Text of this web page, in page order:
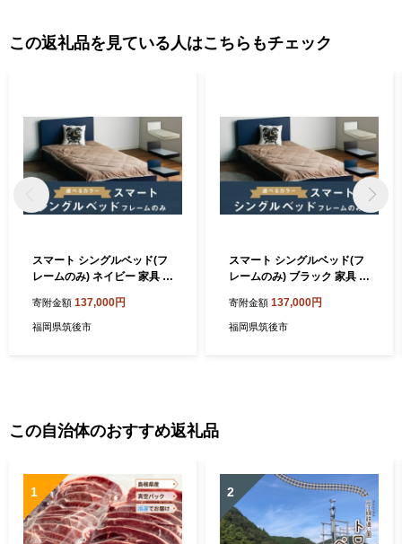
この返礼品を見ている人はこちらもチェック
スマート シングルベッド(フ
レームのみ) ネイビー 家具 寝
寄附金額 137,000円
福岡県筑後市
スマート シングルベッド(フ
レームのみ) ブラック 家具 寝
寄附金額 137,000円
福岡県筑後市
この自治体のおすすめ返礼品
1 2